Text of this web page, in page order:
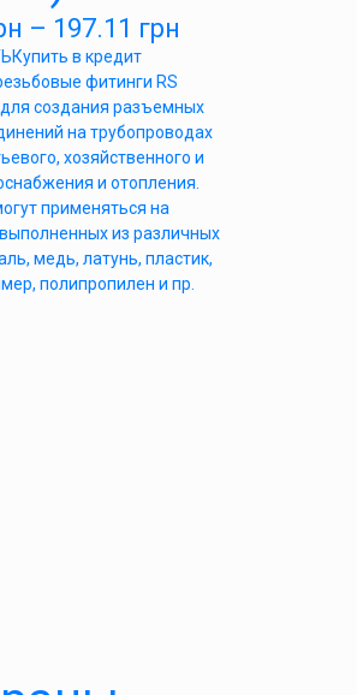
– 197.11 грн
Купить в кредит
фитинги RS
создания разъемных
на трубопроводах
хозяйственного и
и отопления.
применяться на
из различных
медь, латунь, пластик,
полипропилен и пр.